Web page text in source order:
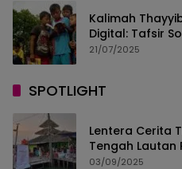
Kalimah
Digital: Tafsir
30
21/07/2025
SPOTLIGHT
Lentera Cerita
Tengah Lautan
03/09/2025